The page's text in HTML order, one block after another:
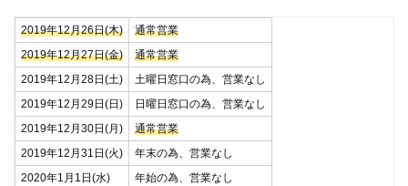
2019年12月26日(木)
通常営業
2019年12月27日(金)
通常営業
2019年12月28日(土)
土曜日窓口の為、営業なし
2019年12月29日(日)
日曜日窓口の為、営業なし
2019年12月30日(月)
通常営業
2019年12月31日(火)
年末の為、営業なし
2020年1月1日(水)
年始の為、営業なし